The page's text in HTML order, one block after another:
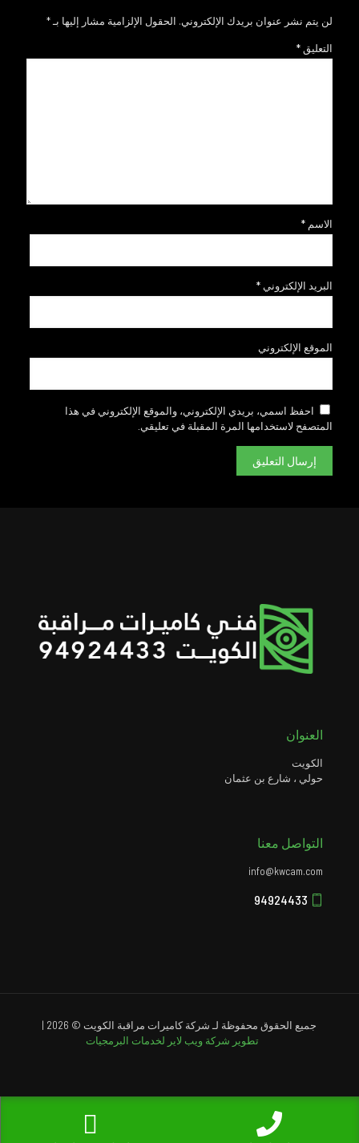
لن يتم نشر عنوان بريدك الإلكتروني. الحقول الإلزامية مشار إليها بـ*
التعليق*
الاسم *
البريد الإلكتروني*
الموقع الإلكتروني
احفظ اسمي، بريدي الإلكتروني، والموقع الإلكتروني في هذا
المتصفح لاستخدامها المرة المقبلة في تعليقي.
العنوان
الكويت
حولي ، شارع بن عثمان
التواصل معنا
info@kwcam.com
جميع الحقوق محفوظة لـ شركة كاميرات مراقبة الكويت © 2026 |
تطوير شركة ويب لاير لخدمات البرمجيات